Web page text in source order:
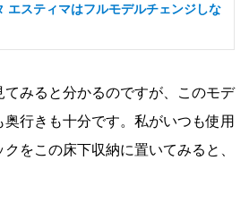
エスティマはフルモデルチェンジしな
みると分かるのですが、このモデ
行きも十分です。私がいつも使用
をこの床下収納に置いてみると、